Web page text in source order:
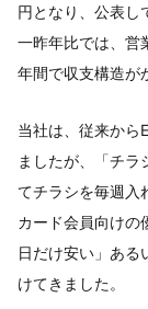
円となり、公表し
一昨年比では、営
年間で収支構造が
当社は、従来から
ましたが、「チラ
てチラシを毎週入
カード会員向けの
日だけ安い」ある
けてきました。